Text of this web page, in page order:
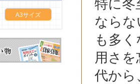
A3サイズ
特に冬
なら
も多
用さ
代から